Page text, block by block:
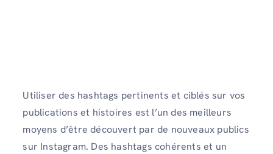
Utiliser des hashtags pertinents et ciblés sur vos
publications et histoires est l’un des meilleurs
moyens d’être découvert par de nouveaux publics
sur Instagram. Des hashtags cohérents et un